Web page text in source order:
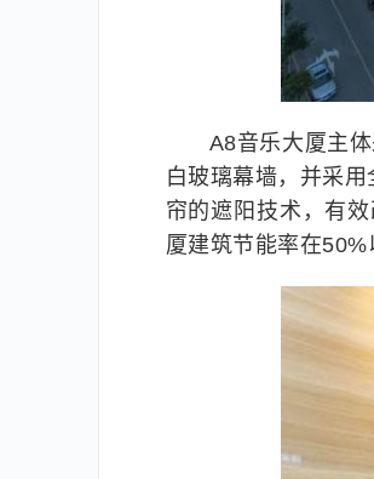
A8音乐大厦主
白玻璃幕墙，并采
帘的遮阳技术，有
厦建筑节能率在50%